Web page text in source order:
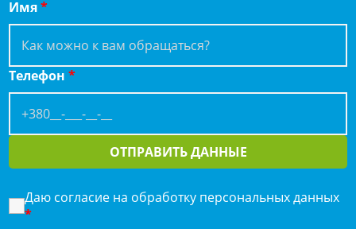
Имя*
Телефон*
ОТПРАВИТЬ ДАННЫЕ
Даю согласие на обработку персональных данных
*